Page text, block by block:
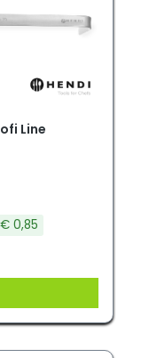
Line
0,85